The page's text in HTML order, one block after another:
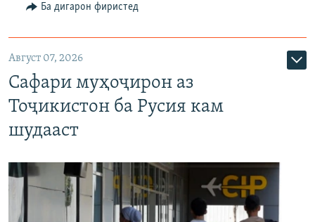
Ба дигарон фиристед
Август 07, 2026
Сафари муҳоҷирон аз
Тоҷикистон ба Русия кам
шудааст